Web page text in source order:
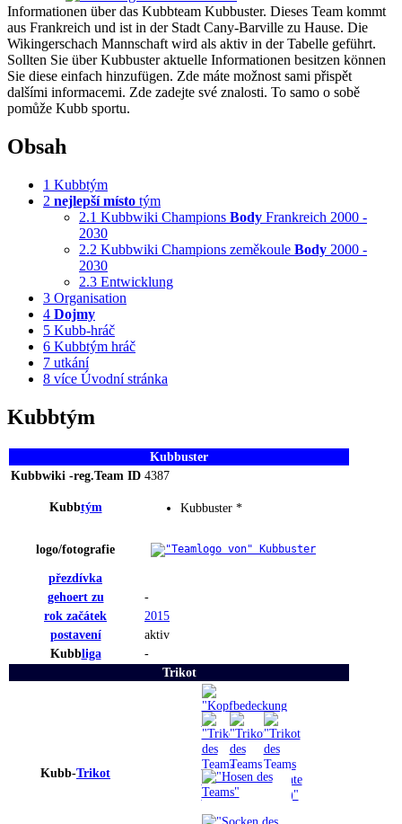
Informationen über das Kubbteam Kubbuster. Dieses Team kommt
aus Frankreich und ist in der Stadt Cany-Barville zu Hause. Die
Wikingerschach Mannschaft wird als aktiv in der Tabelle geführt.
Sollten Sie über Kubbuster aktuelle Informationen besitzen können
Sie diese einfach hinzufügen. Zde máte možnost sami přispět
dalšími informacemi. Zde zadejte své znalosti. To samo o sobě
pomůže Kubb sportu.
Obsah
1 Kubbtým
2 nejlepší místo tým
2.1 Kubbwiki Champions Body Frankreich 2000 -
2030
2.2 Kubbwiki Champions zeměkoule Body 2000 -
2030
2.3 Entwicklung
3 Organisation
4 Dojmy
5 Kubb-hráč
6 Kubbtým hráč
7 utkání
8 více Úvodní stránka
Kubbtým
Kubbuster
Kubbwiki -reg.Team ID 4387
Kubbtým Kubbuster *
logo/fotografie
přezdívka
gehoert zu
-
rok začátek
2015
postavení
aktiv
Kubbliga
-
Trikot
Kubb-Trikot